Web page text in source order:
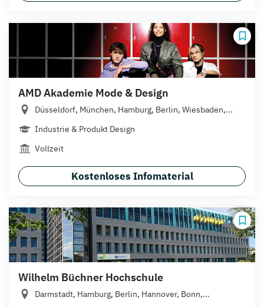
AMD Akademie Mode & Design
Düsseldorf, München, Hamburg, Berlin, Wiesbaden,...
Industrie & Produkt Design
Vollzeit
Kostenloses Infomaterial
Wilhelm Büchner Hochschule
Darmstadt, Hamburg, Berlin, Hannover, Bonn,...